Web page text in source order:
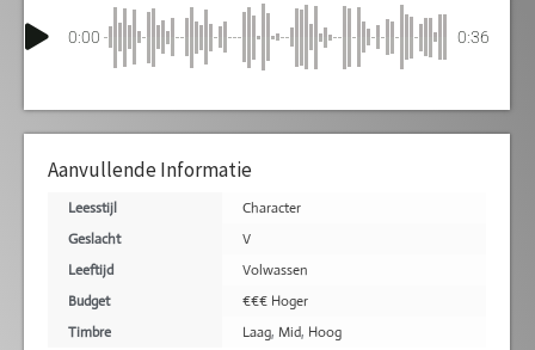
0:00 0:36
Aanvullende Informatie
Leesstijl
Character
Geslacht
V
Leeftijd
Volwassen
Budget
€€€ Hoger
Timbre
Laag, Mid, Hoog